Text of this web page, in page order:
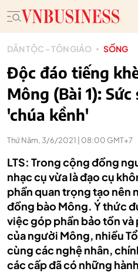
DÂN TỘC - TÔN GIÁO SỐNG
Độc đáo tiếng
Mông (Bài 1):
'chúa kềnh'
Thứ Năm, 3/6/2021 | 08:00 GMT+7
LTS: Trong cộng đồng
nhạc cụ vừa là đạo cụ
phần quan trọng tạo nên
đồng bào Mông. Ý thức
việc góp phần bảo tồn
của người Mông, nhiều
cùng các nghệ nhân,
các cấp đã có những